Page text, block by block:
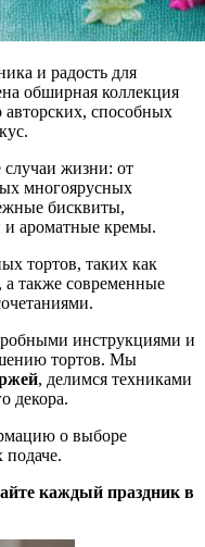
и радость для
обширная коллекция
авторских, способных
случаи жизни: от
многоярусных
бисквиты,
ароматные кремы.
тортов, таких как
, а также современные
инструкциями и
тортов. Мы
, делимся техниками
декора.
о выборе
подаче.
каждый праздник в